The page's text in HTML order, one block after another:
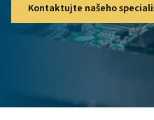
výsledky pájení.
Kontaktujte našeho